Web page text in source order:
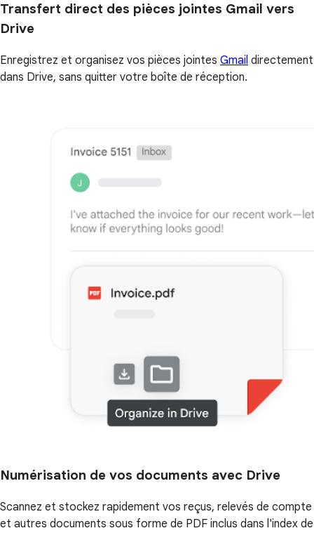
Transfert direct des pièces jointes Gmail vers
Drive
Enregistrez et organisez vos pièces jointes Gmail directement
dans Drive, sans quitter votre boîte de réception.
Numérisation de vos documents avec Drive
Scannez et stockez rapidement vos reçus, relevés de compte
et autres documents sous forme de PDF inclus dans l'index de